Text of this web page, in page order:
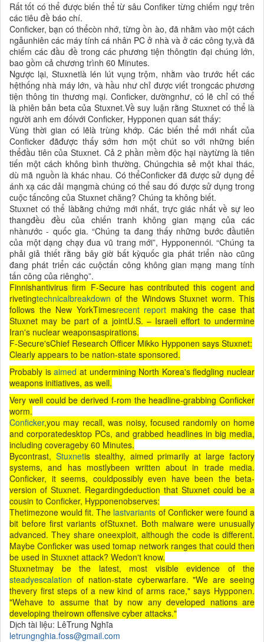
Rất tốt có thể được biến thể từ sâu Confiker từng chiếm ngự trên
các tiêu đề báo chí.
Conficker, bạn có thểcòn nhớ, từng ồn ào, đã nhằm vào một cách
ngẫunhiên các máy tính cá nhân PC ở nhà và ở các công ty,và đã
chiếm các đầu đề trong các phương tiện thôngtin đại chúng lớn,
bao gồm cả chương trình 60 Minutes.
Ngược lại, Stuxnetlà lén lút vụng trộm, nhằm vào trước hết các
hệthống nhà máy lớn, và hầu như chỉ được viết trongcác phương
tiện thông tin thương mại. Conficker, dườngnhư, có lẽ chỉ có thể
là phiên bản beta của Stuxnet.Về suy luận rằng Stuxnet có thể là
người anh em đốivới Conficker, Hypponen quan sát thấy:
Vùng thời gian có lẽlà trùng khớp. Các biến thể mới nhất của
Conficker đãđược thấy sớm hơn một chút so với những biến
thểđầu tiên của Stuxnet. Cả 2 phần mềm độc hại nàytừng là tiên
tiến một cách không bình thường. Chúngchia sẻ một khai thác,
dù mã nguồn là khác nhau. Có thểConficker đã được sử dụng để
ánh xạ các dải mạngmà chúng có thể sau đó được sử dụng trong
cuộc tấncông của Stuxnet chăng? Chúng ta không biết.
Stuxnet có thể làbằng chứng mới nhất, trực giác nhất về sự leo
thangđều đều của chiến tranh không gian mạng của các
nhànước - quốc gia. “Chúng ta đang thấy những bước đầutiên
của một dạng chạy đua vũ trang mới”, Hypponennói. “Chúng ta
phải giả thiết rằng bây giờ bất kỳquốc gia phát triển nào cũng
đang phát triển các cuộctấn công không gian mạng mang tính
tấn công của riênghọ”.
Finnishantivirus firm F-Secure has contributed this cogent and
rivetingtechnicalbreakdown of the Windows Stuxnet worm. This
follows the New YorkTimesrecent report making the case that
Stuxnet may be part of a jointU.S. – Israeli effort to undermine
Iran's nuclear weaponsaspirations.
F-Secure'sChief Research Officer Mikko Hypponen says Stuxnet:
Clearly appears to be nation-state sponsored.
Probably isaimed at undermining North Korea's fledgling nuclear
weapons initiatives, as well.
Very well could be derived f-rom the headline-grabbing Conficker
worm.
Conficker,you may recall, was noisy, focused randomly on home
and corporatedesktop PCs, and grabbed headlines in big media,
including coverageby 60 Minutes.
Bycontrast, Stuxnetis stealthy, aimed primarily at large factory
systems, and has mostlybeen written about in trade media.
Conficker, it seems, couldpossibly even have been the beta-
version of Stuxnet. Regardingdeduction that Stuxnet could be a
cousin to Conficker, Hypponenobserves:
Thetimezone would fit. The lastvariants of Conficker were found a
bit before first variants ofStuxnet. Both malware were unusually
advanced. They share oneexploit, although the code is different.
Maybe Conficker was used tomap network ranges that could then
be used in Stuxnet attack? Wedon't know.
Stuxnetmay be the latest, most visible evidence of the
steadyescalation of nation-state cyberwarfare. "We are seeing
thevery first steps of a new kind of arms race," says Hypponen.
"Wehave to assume that by now any developed nations are
developing theirown offensive cyber attacks."
Dịch tài liệu: LêTrung Nghĩa
letrungnghia.foss@gmail.com